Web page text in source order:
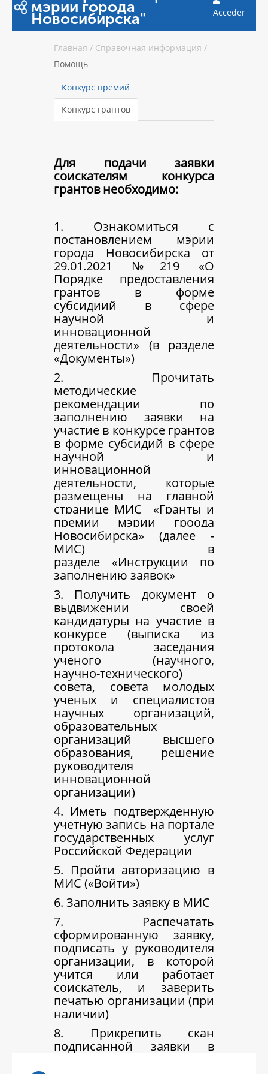
мэрии города
Новосибирска" Acceder
Главная / Справочная информация /
Помощь
Конкурс премий
Конкурс грантов
Для подачи заявки
соискателям конкурса
грантов необходимо:
1. Ознакомиться с
постановлением мэрии
города Новосибирска от
29.01.2021 №219 «О
Порядке предоставления
грантов в форме
субсидиий в сфере
научной и
инновационной
деятельности» (в разделе
«Документы»)
2. Прочитать
методические
рекомендации по
заполнению заявки на
участие в конкурсе грантов
в форме субсидий в сфере
научной и
инновационной
деятельности, которые
размещены на главной
странице МИС
«Гранты и
премии мэрии гроода
Новосибирска» (далее -
МИС) в
разделе «Инструкции по
заполнению заявок»
3. Получить документ о
выдвижении своей
кандидатуры на участие в
конкурсе (выписка из
протокола заседания
ученого (научного,
научно-технического)
совета, совета молодых
ученых и специалистов
научных организаций,
образовательных
организаций высшего
образования, решение
руководителя
инновационной
организации)
4. Иметь подтвержденную
учетную запись на портале
государственных услуг
Российской Федерации
5. Пройти авторизацию в
МИС («Войти»)
6. Заполнить заявку в МИС
7. Распечатать
сформированную заявку,
подписать у руководителя
организации, в которой
учится или работает
соискатель, и заверить
печатью организации (при
наличии)
8. Прикрепить скан
подписанной заявки в